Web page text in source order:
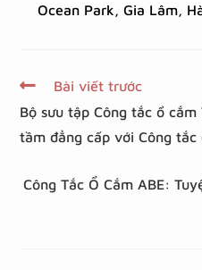
Ocean Park, Gia Lâm,
Bài viết trước
Bộ sưu tập Công tắc ổ
tầm đẳng cấp với Công tắc
Công Tắc Ổ Cắm ABE: